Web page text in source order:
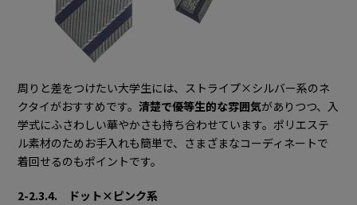
周りと差をつけたい大学生には、ストライプ×シルバー系のネ
クタイがおすすめです。清楚で優等生的な雰囲気がありつつ、入
学式にふさわしい華やかさも持ち合わせています。ポリエステ
ル素材のためお手入れも簡単で、さまざまなコーディネートで
着回せるのもポイントです。
2-2.3.4. ドット×ピンク系